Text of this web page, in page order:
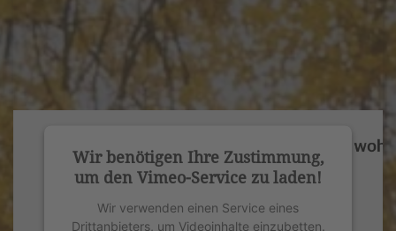
Wir benötigen Ihre Zustimmung,
um den Vimeo-Service zu laden!
Wir verwenden einen Service eines
Drittanbieters, um Videoinhalte einzubetten.